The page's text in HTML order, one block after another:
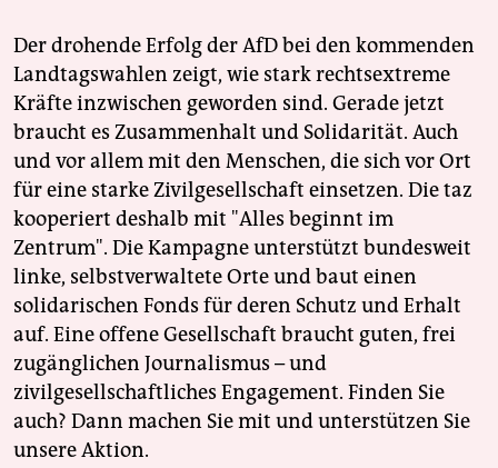
Der drohende Erfolg der AfD bei den kommenden
Landtagswahlen zeigt, wie stark rechtsextreme
Kräfte inzwischen geworden sind. Gerade jetzt
braucht es Zusammenhalt und Solidarität. Auch
und vor allem mit den Menschen, die sich vor Ort
für eine starke Zivilgesellschaft einsetzen. Die taz
kooperiert deshalb mit "Alles beginnt im
Zentrum". Die Kampagne unterstützt bundesweit
linke, selbstverwaltete Orte und baut einen
solidarischen Fonds für deren Schutz und Erhalt
auf. Eine offene Gesellschaft braucht guten, frei
zugänglichen Journalismus – und
zivilgesellschaftliches Engagement. Finden Sie
auch? Dann machen Sie mit und unterstützen Sie
unsere Aktion.